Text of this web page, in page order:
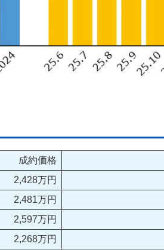
成約価格
2,428万円
2,481万円
2,597万円
2,268万円